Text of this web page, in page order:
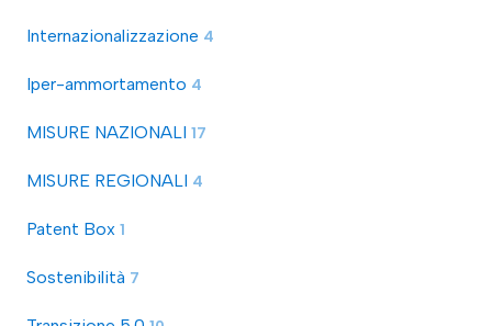
Internazionalizzazione 4
Iper-ammortamento 4
MISURE NAZIONALI 17
MISURE REGIONALI 4
Patent Box 1
Sostenibilità 7